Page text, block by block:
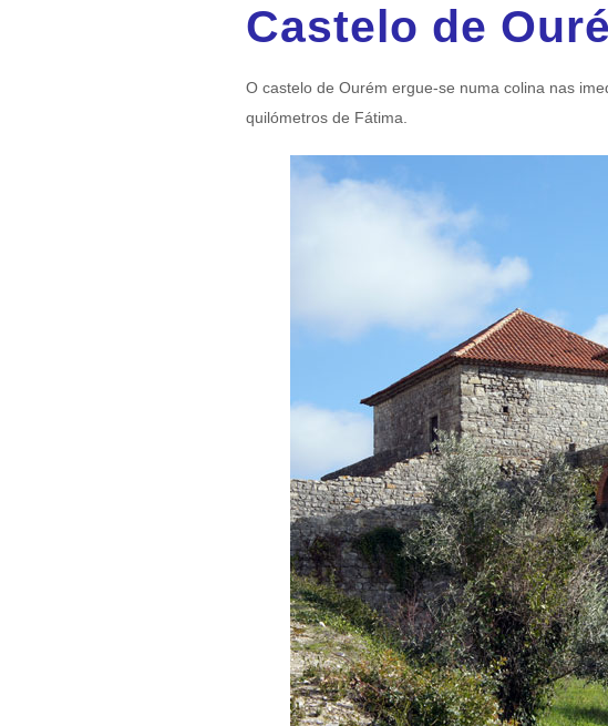
Castelo de
O castelo de Ourém ergue-se numa colina nas
quilómetros de Fátima.